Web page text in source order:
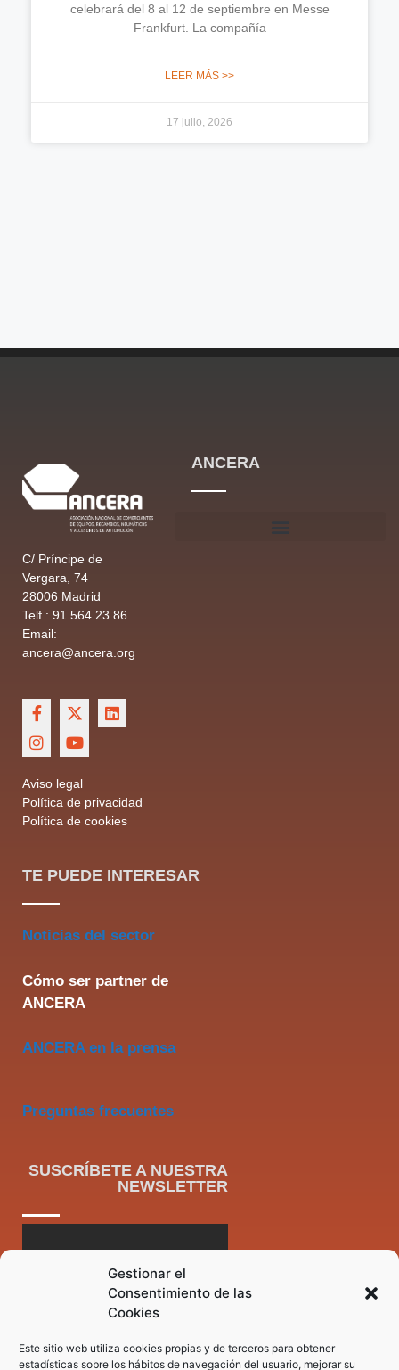
Gestionar el
Consentimiento de las
Cookies
Este sitio web utiliza cookies propias y de terceros para obtener
estadísticas sobre los hábitos de navegación del usuario, mejorar su
celebrará del 8 al 12 de septiembre en Messe
Frankfurt. La compañía
LEER MÁS >>
17 julio, 2026
C/ Príncipe de
Vergara, 74
28006 Madrid
Telf.: 91 564 23 86
Email:
ancera@ancera.org
Aviso legal
Política de privacidad
Política de cookies
ANCERA
TE PUEDE INTERESAR
Noticias del sector
Cómo ser partner de
ANCERA
ANCERA en la prensa
Preguntas frecuentes
SUSCRÍBETE A NUESTRA
NEWSLETTER